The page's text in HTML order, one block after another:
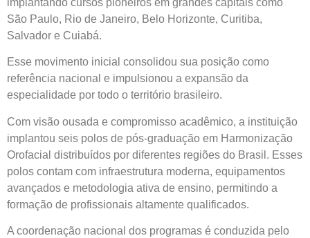
implantando cursos pioneiros em grandes capitais como
São Paulo, Rio de Janeiro, Belo Horizonte, Curitiba,
Salvador e Cuiabá.
Esse movimento inicial consolidou sua posição como
referência nacional e impulsionou a expansão da
especialidade por todo o território brasileiro.
Com visão ousada e compromisso acadêmico, a instituição
implantou seis polos de pós-graduação em Harmonização
Orofacial distribuídos por diferentes regiões do Brasil. Esses
polos contam com infraestrutura moderna, equipamentos
avançados e metodologia ativa de ensino, permitindo a
formação de profissionais altamente qualificados.
A coordenação nacional dos programas é conduzida pelo